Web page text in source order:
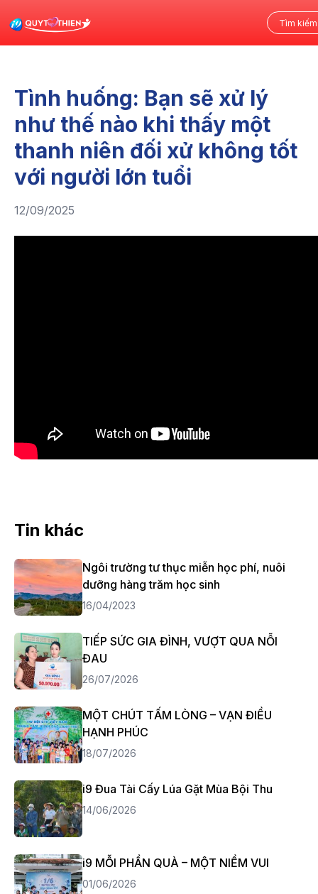
Tình huống: Bạn sẽ xử lý
như thế nào khi thấy một
thanh niên đối xử không tốt
với người lớn tuổi
12/09/2025
Tin khác
Ngôi trường tư thục miễn học phí, nuôi
dưỡng hàng trăm học sinh
16/04/2023
TIẾP SỨC GIA ĐÌNH, VƯỢT QUA NỖI
ĐAU
26/07/2026
MỘT CHÚT TẤM LÒNG – VẠN ĐIỀU
HẠNH PHÚC
18/07/2026
i9 Đua Tài Cấy Lúa Gặt Mùa Bội Thu
14/06/2026
i9 MỖI PHẦN QUÀ – MỘT NIỀM VUI
01/06/2026